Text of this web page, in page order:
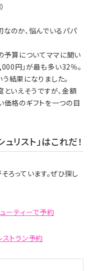
のか、悩んでいるパパ
予算についてママに聞い
円」が最も多い32％。
結果になりました。
いえそうですが、金額
価格のギフトを一つの目
リスト」はこれだ！
ろっています。ぜひ探し
ーティーで予約
トラン予約